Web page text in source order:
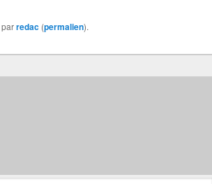
parredac (permalien).